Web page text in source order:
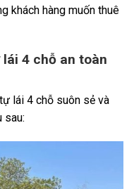
khách hàng muốn thuê
4 chỗ an toàn
lái 4 chỗ suôn sẻ và
sau: